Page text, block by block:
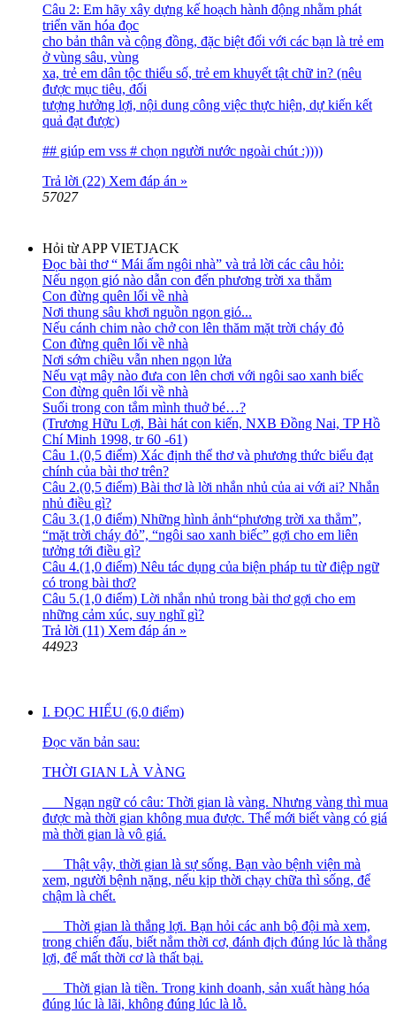
Câu 2: Em hãy xây dựng kế hoạch hành động nhằm phát
triển văn hóa đọc
cho bản thân và cộng đồng, đặc biệt đối với các bạn là trẻ em
ở vùng sâu, vùng
xa, trẻ em dân tộc thiểu số, trẻ em khuyết tật chữ in? (nêu
được mục tiêu, đối
tượng hưởng lợi, nội dung công việc thực hiện, dự kiến kết
quả đạt được)
## giúp em vss # chọn người nước ngoài chút :))))
Trả lời (22) Xem đáp án »
57027
Hỏi từ APP VIETJACK
Đọc bài thơ “ Mái ấm ngôi nhà” và trả lời các câu hỏi:
Nếu ngọn gió nào dẫn con đến phương trời xa thẳm
Con đừng quên lối về nhà
Nơi thung sâu khơi nguồn ngọn gió...
Nếu cánh chim nào chở con lên thăm mặt trời cháy đỏ
Con đừng quên lối về nhà
Nơi sớm chiều vẫn nhen ngọn lửa
Nếu vạt mây nào đưa con lên chơi với ngôi sao xanh biếc
Con đừng quên lối về nhà
Suối trong con tắm mình thuở bé…?
(Trương Hữu Lợi, Bài hát con kiến, NXB Đồng Nai, TP Hồ
Chí Minh 1998, tr 60 -61)
Câu 1.(0,5 điểm) Xác định thể thơ và phương thức biểu đạt
chính của bài thơ trên?
Câu 2.(0,5 điểm) Bài thơ là lời nhắn nhủ của ai với ai? Nhắn
nhủ điều gì?
Câu 3.(1,0 điểm) Những hình ảnh“phương trời xa thẳm”,
“mặt trời cháy đỏ”, “ngôi sao xanh biếc” gợi cho em liên
tưởng tới điều gì?
Câu 4.(1,0 điểm) Nêu tác dụng của biện pháp tu từ điệp ngữ
có trong bài thơ?
Câu 5.(1,0 điểm) Lời nhắn nhủ trong bài thơ gợi cho em
những cảm xúc, suy nghĩ gì?
Trả lời (11) Xem đáp án »
44923
I. ĐỌC HIỂU (6,0 điểm)
Đọc văn bản sau:
THỜI GIAN LÀ VÀNG
Ngạn ngữ có câu: Thời gian là vàng. Nhưng vàng thì mua
được mà thời gian không mua được. Thế mới biết vàng có giá
mà thời gian là vô giá.
Thật vậy, thời gian là sự sống. Bạn vào bệnh viện mà
xem, người bệnh nặng, nếu kịp thời chạy chữa thì sống, để
chậm là chết.
Thời gian là thắng lợi. Bạn hỏi các anh bộ đội mà xem,
trong chiến đấu, biết nắm thời cơ, đánh địch đúng lúc là thắng
lợi, để mất thời cơ là thất bại.
Thời gian là tiền. Trong kinh doanh, sản xuất hàng hóa
đúng lúc là lãi, không đúng lúc là lỗ.